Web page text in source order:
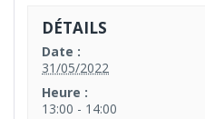
DÉTAILS
Date :
31/05/2022
Heure :
13:00 - 14:00